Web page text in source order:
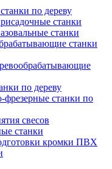
по дереву
станки
станки
станки
по дереву
фрезерные станки по
свесов
станки
кромки ПВХ